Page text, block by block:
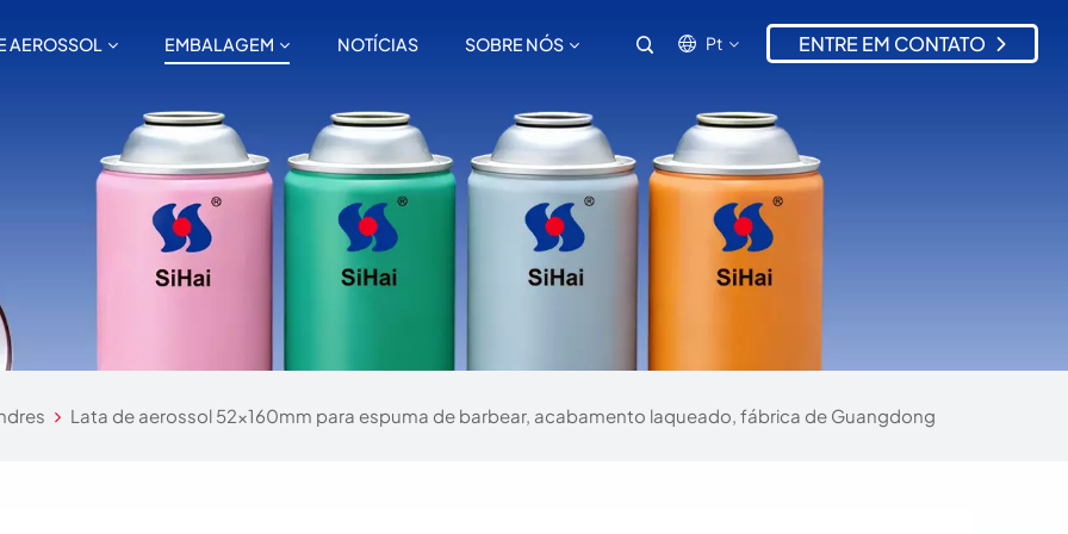
AEROSSOL EMBALAGEM NOTÍCIAS SOBRE NÓS Pt
en
ru
ENTRE EM CONTATO
Lata de aerossol 52x160mm para espuma de barbear, acabamento laqueado, fábrica de Guangdong